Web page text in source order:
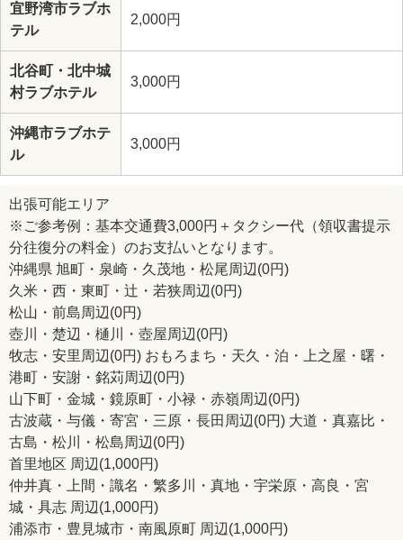
宜野湾市ラブホ
テル
2,000円
北谷町・北中城
村ラブホテル
3,000円
沖縄市ラブホテ
ル
3,000円
出張可能エリア
※ご参考例：基本交通費3,000円＋タクシー代（領収書提示
分往復分の料金）のお支払いとなります。
沖縄県 旭町・泉崎・久茂地・松尾周辺(0円)
久米・西・東町・辻・若狭周辺(0円)
松山・前島周辺(0円)
壺川・楚辺・樋川・壺屋周辺(0円)
牧志・安里周辺(0円) おもろまち・天久・泊・上之屋・曙・
港町・安謝・銘苅周辺(0円)
山下町・金城・鏡原町・小禄・赤嶺周辺(0円)
古波蔵・与儀・寄宮・三原・長田周辺(0円) 大道・真嘉比・
古島・松川・松島周辺(0円)
首里地区 周辺(1,000円)
仲井真・上間・識名・繁多川・真地・宇栄原・高良・宮
城・具志 周辺(1,000円)
浦添市・豊見城市・南風原町 周辺(1,000円)